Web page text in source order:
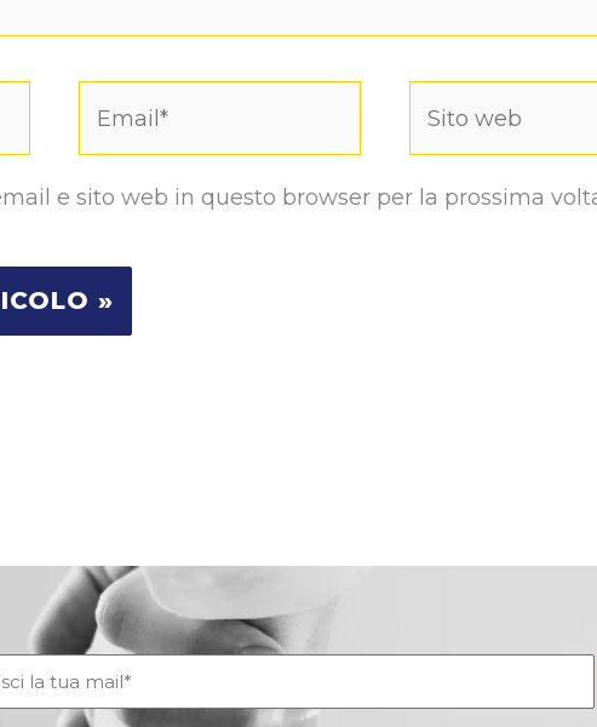
e sito web in questo browser per la prossima